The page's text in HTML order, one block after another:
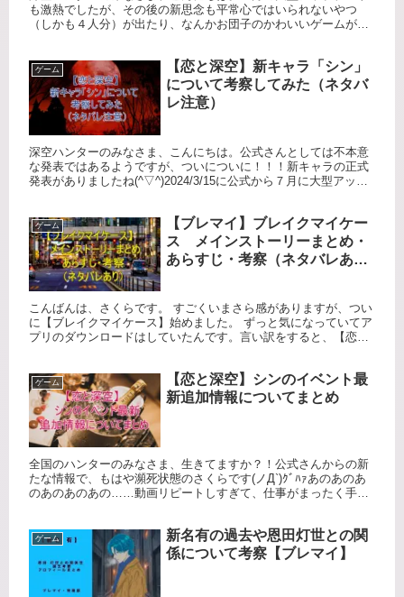
も激熱でしたが、その後の新思念も平常心ではいられないやつ
（しかも４人分）が出たり、なんかお団子のかわいいゲームが期
ゲーム
【恋と深空】新キャラ「シン」
について考察してみた（ネタバ
レ注意）
深空ハンターのみなさま、こんにちは。公式さんとしては不本意
な発表ではあるようですが、ついについに！！！新キャラの正式
発表がありましたね(^▽^)2024/3/15に公式から７月に大型アップ
ゲーム
【ブレマイ】ブレイクマイケー
ス メインストーリーまとめ・
あらすじ・考察（ネタバレあ
こんばんは、さくらです。 すごくいまさら感がありますが、つい
に【ブレイクマイケース】始めました。 ずっと気になっていてア
プリのダウンロードはしていたんです。言い訳をすると、【恋と
ゲーム
【恋と深空】シンのイベント最
新追加情報についてまとめ
全国のハンターのみなさま、生きてますか？！公式さんからの新
たな情報で、もはや瀕死状態のさくらです(ノД`)ｸﾞﾊｧあのあのあ
のあのあのあの……動画リピートしすぎて、仕事がまったく手に
ゲーム
新名有の過去や恩田灯世との関
係について考察【ブレマイ】